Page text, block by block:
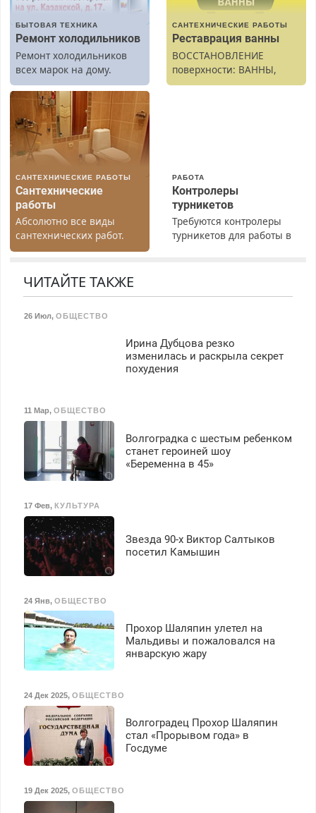
БЫТОВАЯ ТЕХНИКА
Ремонт холодильников
Ремонт холодильников
всех марок на дому.
САНТЕХНИЧЕСКИЕ РАБОТЫ
Реставрация ванны
ВОССТАНОВЛЕНИЕ
поверхности: ВАННЫ,
раковины, подоконника.
САНТЕХНИЧЕСКИЕ РАБОТЫ
Сантехнические
работы
Абсолютно все виды
сантехнических работ.
Быстро. Качественно.
РАБОТА
Контролеры
турникетов
Требуются контролеры
турникетов для работы в
Ежемесячно
выплачивается денежная
премия. Возможно
безопасности с з/п до
125000 руб.
ЧИТАЙТЕ ТАКЖЕ
26 Июл, ОБЩЕСТВО
Ирина Дубцова резко
изменилась и раскрыла секрет
похудения
11 Мар, ОБЩЕСТВО
Волгоградка с шестым ребенком
станет героиней шоу
«Беременна в 45»
17 Фев, КУЛЬТУРА
Звезда 90-х Виктор Салтыков
посетил Камышин
24 Янв, ОБЩЕСТВО
Прохор Шаляпин улетел на
Мальдивы и пожаловался на
январскую жару
24 Дек 2025, ОБЩЕСТВО
Волгоградец Прохор Шаляпин
стал «Прорывом года» в
Госдуме
19 Дек 2025, ОБЩЕСТВО